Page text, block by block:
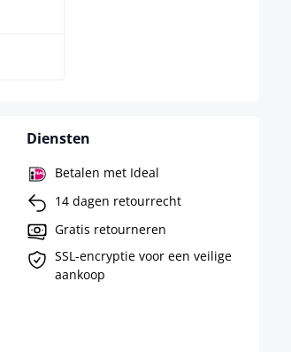
Diensten
Betalen met Ideal
14 dagen retourrecht
Gratis retourneren
SSL-encryptie voor een veilige
aankoop